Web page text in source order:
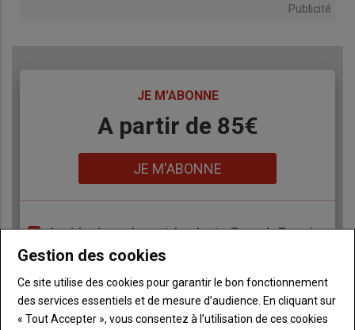
Publicité
JE M'ABONNE
A partir de 85€
JE M'ABONNE
à
Accédez à tous les articles du site Terre de Touraine
Consultez le journal Terre de Touraine au format
Ne manquez aucune information grâce à la
newsletter du journal Terre de Touraine
Gestion des cookies
Ce site utilise des cookies pour garantir le bon fonctionnement
des services essentiels et de mesure d’audience. En cliquant sur
« Tout Accepter », vous consentez à l’utilisation de ces cookies